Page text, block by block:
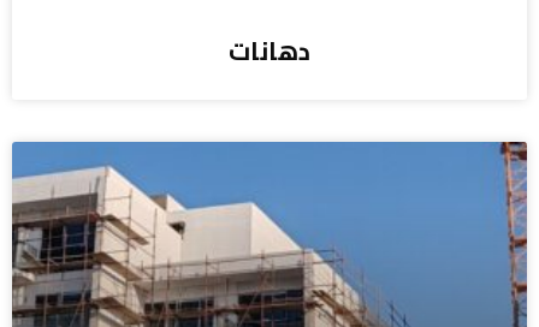
دهانات